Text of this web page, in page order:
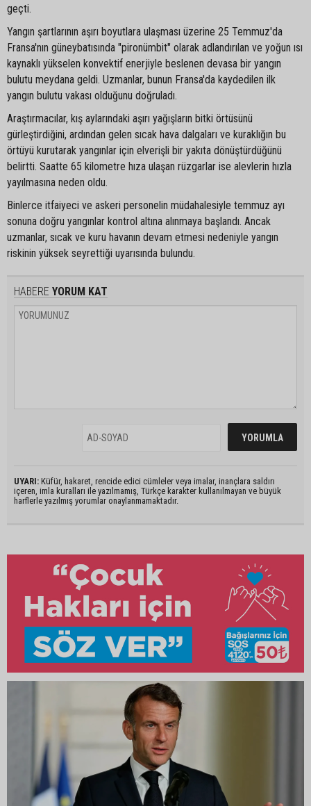
geçti.
Yangın şartlarının aşırı boyutlara ulaşması üzerine 25 Temmuz'da
Fransa'nın güneybatısında "pironümbit" olarak adlandırılan ve yoğun ısı
kaynaklı yükselen konvektif enerjiyle beslenen devasa bir yangın
bulutu meydana geldi. Uzmanlar, bunun Fransa'da kaydedilen ilk
yangın bulutu vakası olduğunu doğruladı.
Araştırmacılar, kış aylarındaki aşırı yağışların bitki örtüsünü
gürleştirdiğini, ardından gelen sıcak hava dalgaları ve kuraklığın bu
örtüyü kurutarak yangınlar için elverişli bir yakıta dönüştürdüğünü
belirtti. Saatte 65 kilometre hıza ulaşan rüzgarlar ise alevlerin hızla
yayılmasına neden oldu.
Binlerce itfaiyeci ve askeri personelin müdahalesiyle temmuz ayı
sonuna doğru yangınlar kontrol altına alınmaya başlandı. Ancak
uzmanlar, sıcak ve kuru havanın devam etmesi nedeniyle yangın
riskinin yüksek seyrettiği uyarısında bulundu.
HABERE YORUM KAT
UYARI: Küfür, hakaret, rencide edici cümleler veya imalar, inançlara saldırı
içeren, imla kuralları ile yazılmamış, Türkçe karakter kullanılmayan ve büyük
harflerle yazılmış yorumlar onaylanmamaktadır.